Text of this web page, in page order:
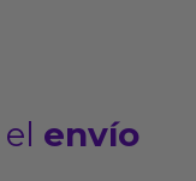
envío